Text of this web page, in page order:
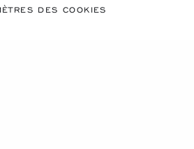
DES COOKIES